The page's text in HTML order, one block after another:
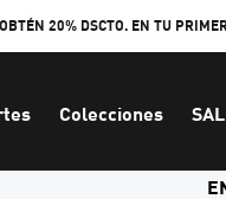
20% DSCTO. EN TU
Colecciones